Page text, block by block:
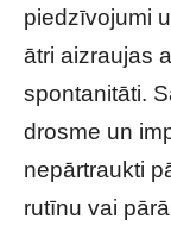
piedzīvojumi
ātri aizraujas
spontanitāti.
drosme un
nepārtraukti
rutīnu vai